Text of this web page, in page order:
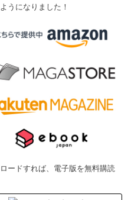
うになりました！
ードすれば、電子版を無料購読